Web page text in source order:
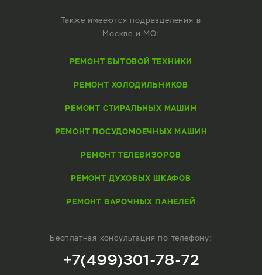
Также имееются подразделения в
Москве и МО:
РЕМОНТ БЫТОВОЙ ТЕХНИКИ
РЕМОНТ ХОЛОДИЛЬНИКОВ
РЕМОНТ СТИРАЛЬНЫХ МАШИН
РЕМОНТ ПОСУДОМОЕЧНЫХ МАШИН
РЕМОНТ ТЕЛЕВИЗОРОВ
РЕМОНТ ДУХОВЫХ ШКАФОВ
РЕМОНТ ВАРОЧНЫХ ПАНЕЛЕЙ
Бесплатная консультация по телефону:
+7(499)301-78-72